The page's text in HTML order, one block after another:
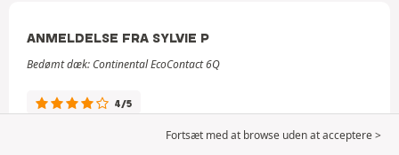
ANMELDELSE FRA SYLVIE P
Bedømt dæk: Continental EcoContact 6Q
4/5
Fortsæt med at browse uden at acceptere >